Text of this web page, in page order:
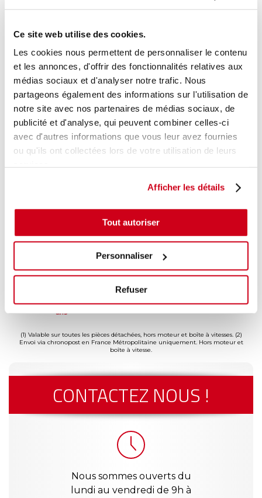
Ce site web utilise des cookies.
Les cookies nous permettent de personnaliser le contenu
et les annonces, d'offrir des fonctionnalités relatives aux
médias sociaux et d'analyser notre trafic. Nous
partageons également des informations sur l'utilisation de
notre site avec nos partenaires de médias sociaux, de
publicité et d'analyse, qui peuvent combiner celles-ci
avec d'autres informations que vous leur avez fournies
ou qu'ils ont collectées lors de votre utilisation de leurs
Afficher les détails
Tout autoriser
Personnaliser
Refuser
Réf. :256997
Modèle d'origine :MERCEDES CLASSE C CL203
Modèle de provenance
Caractéristiques techniques
En stock 161,00 € TTC
AJOUTER AU PANIER
jusqu'à 2
ans
Livraison dès
24h
en France
(1) Valable sur toutes les pièces détachées, hors moteur et boîte à vitesses. (2)
Envoi via chronopost en France Métropolitaine uniquement. Hors moteur et
boîte à vitesse.
CONTACTEZ NOUS !
Nous sommes ouverts du
lundi au vendredi de 9h à